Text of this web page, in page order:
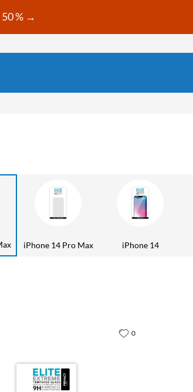
% →
iPhone 14 Pro Max iPhone 14
0